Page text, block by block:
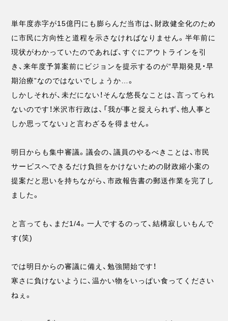
単年度赤字が15億円にも膨らんだ当市は、財政健全化のため
に市民に方向性と道程を示さなければなりません。半年前に
現状がわかっていたのであれば、すぐにアウトラインを引
き、来年度予算案前にビジョンを提示するのが“早期発見・早
期治療”なのではないでしょうか…。
しかしそれが、未だにない！そんな悠長なことは、言ってられ
ないのです！米沢市行政は、「我が事と捉えられず、他人事と
しか思ってない」と言わざるを得ません。
明日からも集中審議。議会の、議員のやるべきことは、市民
サービスへできるだけ負担をかけないための財政縮小案の
提案だと思いを持ちながら、市政報告書の郵送作業を完了し
ました。
と言っても、まだ1/4。一人でするのって、結構寂しいもんで
す(笑)
では明日からの審議に備え、勉強開始です！
寒さに負けないように、温かい物をいっぱい食ってください
ねぇ。